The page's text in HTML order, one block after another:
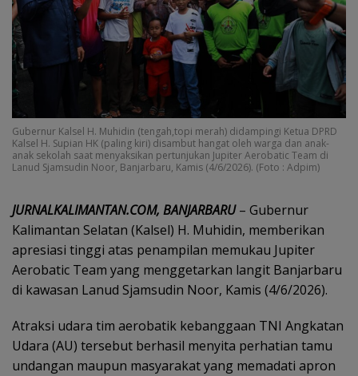
Gubernur Kalsel H. Muhidin (tengah,topi merah) didampingi Ketua DPRD
Kalsel H. Supian HK (paling kiri) disambut hangat oleh warga dan anak-
anak sekolah saat menyaksikan pertunjukan Jupiter Aerobatic Team di
Lanud Sjamsudin Noor, Banjarbaru, Kamis (4/6/2026). (Foto : Adpim)
JURNALKALIMANTAN.COM, BANJARBARU– Gubernur
Kalimantan Selatan (Kalsel) H. Muhidin, memberikan
apresiasi tinggi atas penampilan memukau Jupiter
Aerobatic Team yang menggetarkan langit Banjarbaru
di kawasan Lanud Sjamsudin Noor, Kamis (4/6/2026).
Atraksi udara tim aerobatik kebanggaan TNI Angkatan
Udara (AU) tersebut berhasil menyita perhatian tamu
undangan maupun masyarakat yang memadati apron